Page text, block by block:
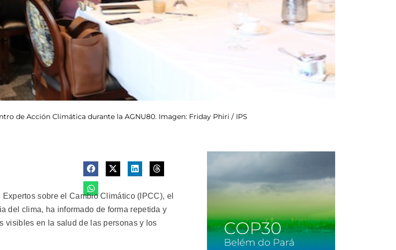
de Acción Climática durante la AGNU80. Imagen: Friday Phiri / IPS
sobre el Cambio Climático (IPCC), el
del clima, ha informado de forma repetida y
visibles en la salud de las personas y los